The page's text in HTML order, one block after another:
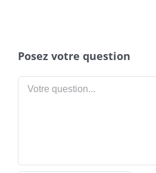
Posez votre question
Votre